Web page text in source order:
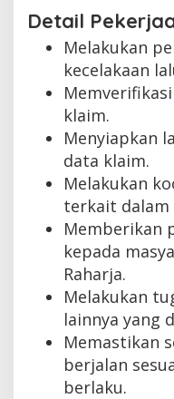
Detail
Melakukan
kecelakaan
klaim.
Menyiapkan
data klaim.
Melakukan
terkait dalam
Memberikan
kepada
Raharja.
Melakukan
lainnya yang
Memastikan
berjalan
berlaku.